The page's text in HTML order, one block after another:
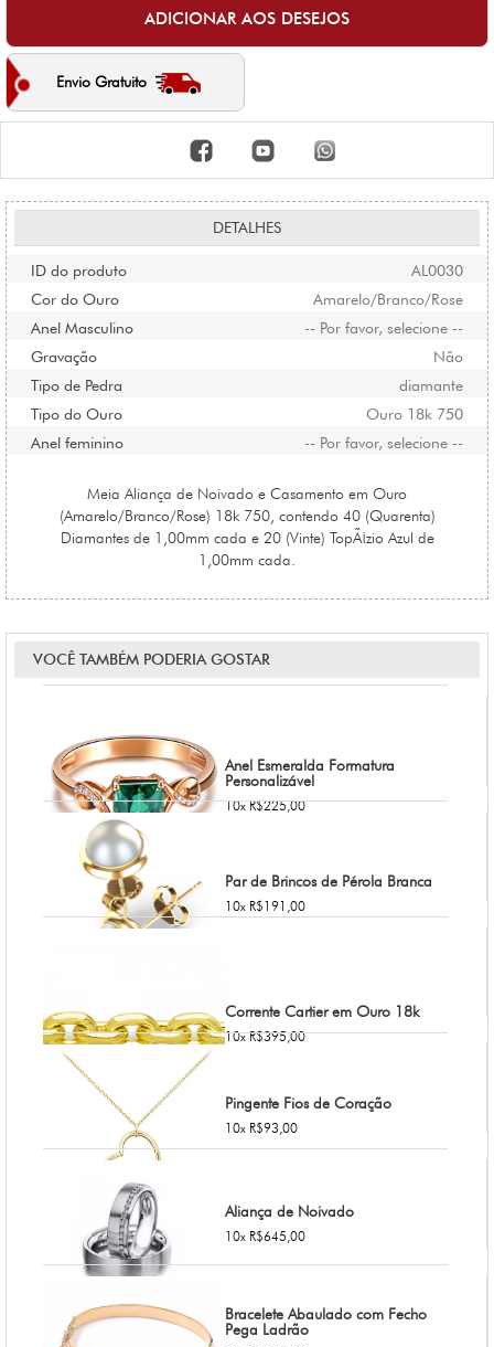
Envio Gratuito
DETALHES
ID do produto AL0030
Cor do Ouro Amarelo/Branco/Rose
Anel Masculino -- Por favor, selecione --
Gravação Não
Tipo de Pedra diamante
Tipo do Ouro Ouro 18k 750
Anel feminino -- Por favor, selecione --
Meia Aliança de Noivado e Casamento em Ouro
(Amarelo/Branco/Rose) 18k 750, contendo 40 (Quarenta)
Diamantes de 1,00mm cada e 20 (Vinte) TopÃ¡zio Azul de
1,00mm cada.
VOCÊ TAMBÉM PODERIA GOSTAR
Anel Esmeralda Formatura
Personalizável
10x R$225,00
Par de Brincos de Pérola Branca
10x R$191,00
Corrente Cartier em Ouro 18k
10x R$395,00
Pingente Fios de Coração
10x R$93,00
Aliança de Noivado
10x R$645,00
Bracelete Abaulado com Fecho
Pega Ladrão